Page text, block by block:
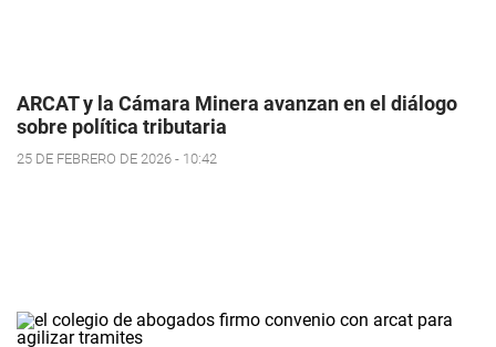
ARCAT y la Cámara Minera avanzan en el diálogo
sobre política tributaria
25 DE FEBRERO DE 2026 - 10:42